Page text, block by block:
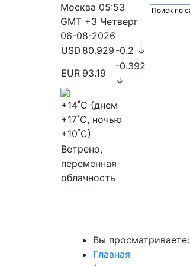
Москва 05:53
GMT +3 Четверг
06-08-2026
USD 80.929 -0.2 ↓
EUR 93.19
-0.392
↓
+14˚C (днем
+17˚C, ночью
+10˚C)
Ветрено,
переменная
облачность
Вы просматриваете:
Главная